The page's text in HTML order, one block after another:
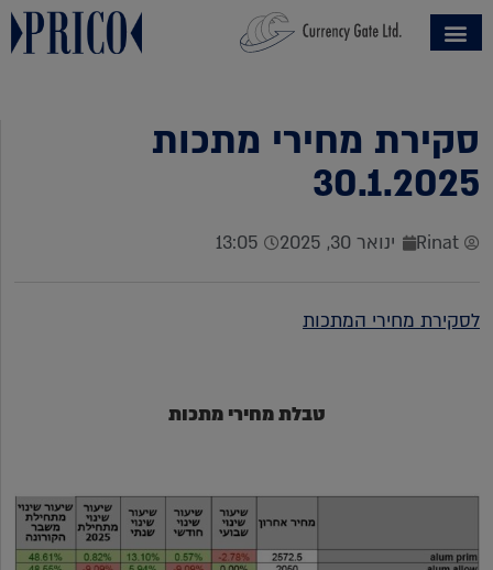
סקירת מחירי מתכות
30.1.2025
Rinat ינואר 30, 2025 13:05
לסקירת מחירי המתכות
טבלת מחירי מתכות